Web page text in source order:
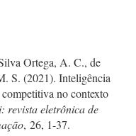
Ortega, A. C., de
S. (2021). Inteligência
no contexto
revista eletrônica de
, 26, 1-37.